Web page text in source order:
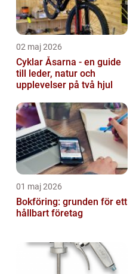
02 maj 2026
Cyklar Åsarna - en guide
till leder, natur och
upplevelser på två hjul
01 maj 2026
Bokföring: grunden för ett
hållbart företag